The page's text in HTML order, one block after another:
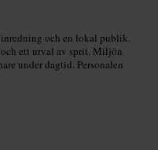
och en lokal publik.
ett urval av sprit. Miljön
under dagtid. Personalen